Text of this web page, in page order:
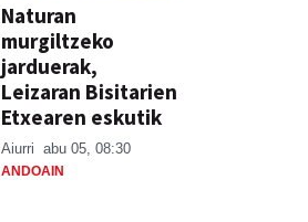
Naturan
murgiltzeko
jarduerak,
Leizaran Bisitarien
Etxearen eskutik
Aiurri abu 05, 08:30
ANDOAIN